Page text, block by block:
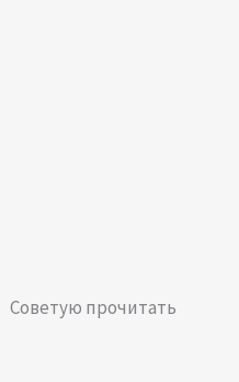
Советую прочитать